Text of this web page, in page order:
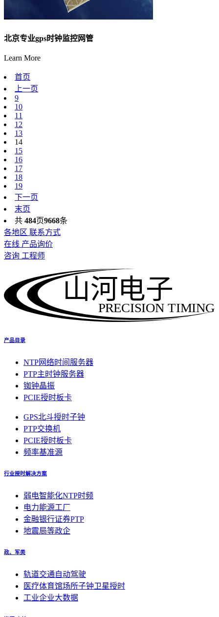
北京专业gps时钟监控网管
Learn More
首页
上一页
9
10
11
12
13
14
15
16
17
18
19
下一页
末页
共 484页9668条
各地区 联系方式
在线 产品询价
咨询 工程师
PRECISION TIMING
山河电子
产品目录
NTP网络时间服务器
PTP主时钟服务器
铷钟晶振
PCIE授时板卡
GPS北斗授时子钟
PTP交换机
PCIE授时板卡
频率基准源
行业授时解决方案
弱电智能化NTP时频
电力能源工厂
金融银行证券PTP
地震局等政企
政、军类
轨道交通自动驾驶
医疗体育馆场所子钟卫星授时
工业企业大数据